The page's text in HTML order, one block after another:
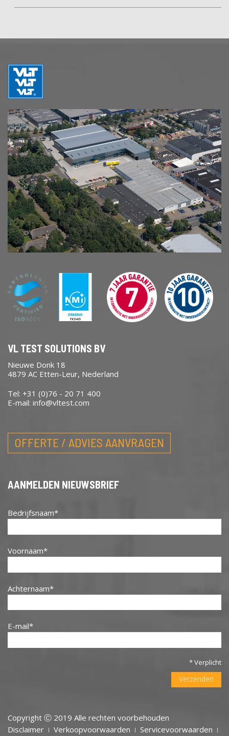
VL TEST SOLUTIONS BV
Nieuwe Donk 18
4879 AC Etten-Leur, Nederland
Tel: +31 (0)76 - 20 71 400
E-mail: info@vltest.com
OFFERTE / ADVIES AANVRAGEN
AANMELDEN NIEUWSBRIEF
Bedrijfsnaam
Voornaam
Achternaam
E-mail
* Verplicht
Verzenden
Copyright Ⓒ 2019 Alle rechten voorbehouden
Disclaimer Verkoopvoorwaarden
Servicevoorwaarden